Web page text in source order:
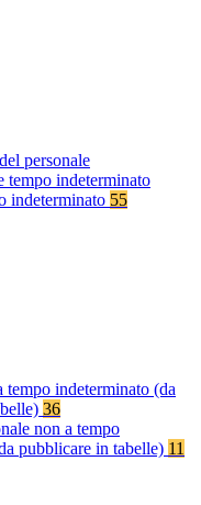
personale
tempo indeterminato
indeterminato 55
tempo indeterminato (da
36
non a tempo
pubblicare in tabelle) 11